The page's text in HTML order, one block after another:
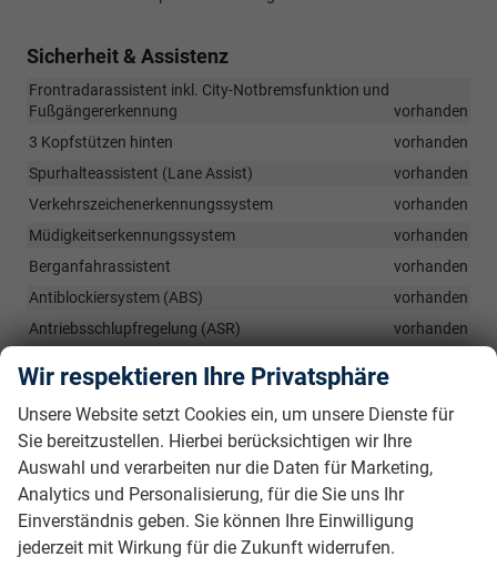
Sicherheit & Assistenz
Frontradarassistent inkl. City-Notbremsfunktion und
Fußgängererkennung
vorhanden
3 Kopfstützen hinten
vorhanden
Spurhalteassistent (Lane Assist)
vorhanden
Verkehrszeichenerkennungssystem
vorhanden
Müdigkeitserkennungssystem
vorhanden
Berganfahrassistent
vorhanden
Antiblockiersystem (ABS)
vorhanden
Antriebsschlupfregelung (ASR)
vorhanden
Dritte Bremsleuchte
Elektromechanische Servolenkung
vorhanden
Elektronische Stabilisierungskontrolle (ESC)
vorhanden
elektronische Wegfahrsperre
Hydraulischer Bremsassistent (HBA)
vorhanden
Isofix-Vorbereitung auf dem Beifahrersitz sowie den äußeren
Wir respektieren Ihre Privatsphäre
Unsere Website setzt Cookies ein, um unsere Dienste für
Sie bereitzustellen. Hierbei berücksichtigen wir Ihre
Auswahl und verarbeiten nur die Daten für Marketing,
Analytics und Personalisierung, für die Sie uns Ihr
Einverständnis geben. Sie können Ihre Einwilligung
jederzeit mit Wirkung für die Zukunft widerrufen.